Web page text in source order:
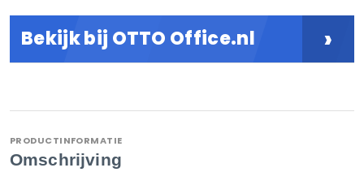
Bekijk bij OTTO Office.nl ›
PRODUCTINFORMATIE
Omschrijving